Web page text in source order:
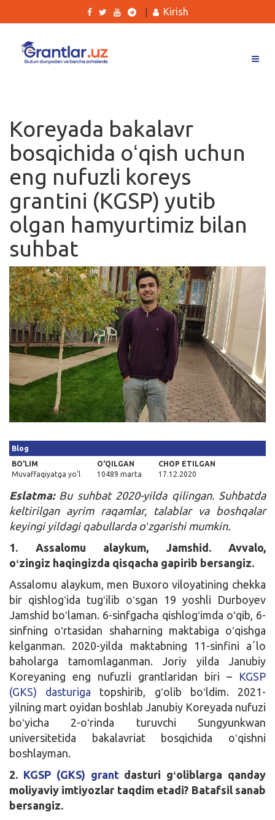
Ishlar
Kurslar
Blog
Yana
Qidirish
Kirish
Kirish
Koreyada bakalavr
bosqichida oʻqish uchun
eng nufuzli koreys
grantini (KGSP) yutib
olgan hamyurtimiz bilan
suhbat
Blog
BO'LIM
Muvaffaqiyatga yo'l
O'QILGAN
10489 marta
CHOP ETILGAN
17.12.2020
Eslatma:Bu suhbat 2020-yilda qilingan. Suhbatda
keltirilgan ayrim raqamlar, talablar va boshqalar
keyingi yildagi qabullarda oʻzgarishi mumkin.
1. Assalomu alaykum, Jamshid. Avvalo,
oʻzingiz haqingizda qisqacha gapirib bersangiz.
Assalomu alaykum, men Buxoro viloyatining chekka
bir qishlogʻida tugʻilib oʻsgan 19 yoshli Durboyev
Jamshid boʻlaman. 6-sinfgacha qishlogʻimda oʻqib, 6-
sinfning oʻrtasidan shaharning maktabiga oʻqishga
kelganman. 2020-yilda maktabning 11-sinfini aʼlo
baholarga tamomlaganman. Joriy yilda Janubiy
Koreyaning eng nufuzli grantlaridan biri – KGSP
(GKS) dasturiga topshirib, gʻolib boʻldim. 2021-
yilning mart oyidan boshlab Janubiy Koreyada nufuzi
boʻyicha 2-oʻrinda turuvchi Sungyunkwan
universitetida bakalavriat bosqichida oʻqishni
boshlayman.
2. KGSP (GKS) grantdasturi gʻoliblarga qanday
moliyaviy imtiyozlar taqdim etadi? Batafsil sanab
bersangiz.